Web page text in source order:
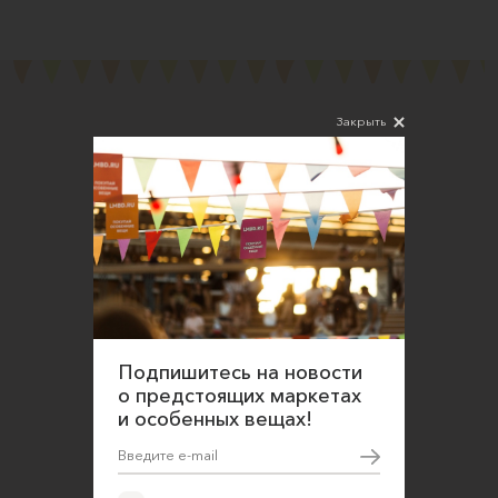
Подпишитесь на новости
Соглашаюсь на обработку персональных
данных в соответствии
О нас
Открыть магазин
FAQ
Закрыть
Подпишитесь на новости
о предстоящих маркетах
и особенных вещах!